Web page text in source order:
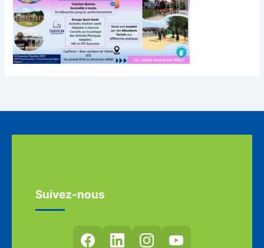
Suivez-nous